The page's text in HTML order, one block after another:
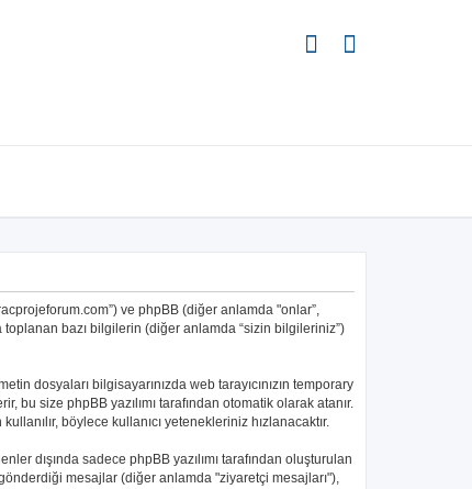
ve phpBB (diğer anlamda "onlar”,
toplanan bazı bilgilerin (diğer anlamda “sizin bilgileriniz”)
dosyaları bilgisayarınızda web tarayıcınızın temporary
size phpBB yazılımı tarafından otomatik olarak atanır.
böylece kullanıcı yetenekleriniz hızlanacaktır.
dışında sadece phpBB yazılımı tarafından oluşturulan
mesajlar (diğer anlamda "ziyaretçi mesajları"),